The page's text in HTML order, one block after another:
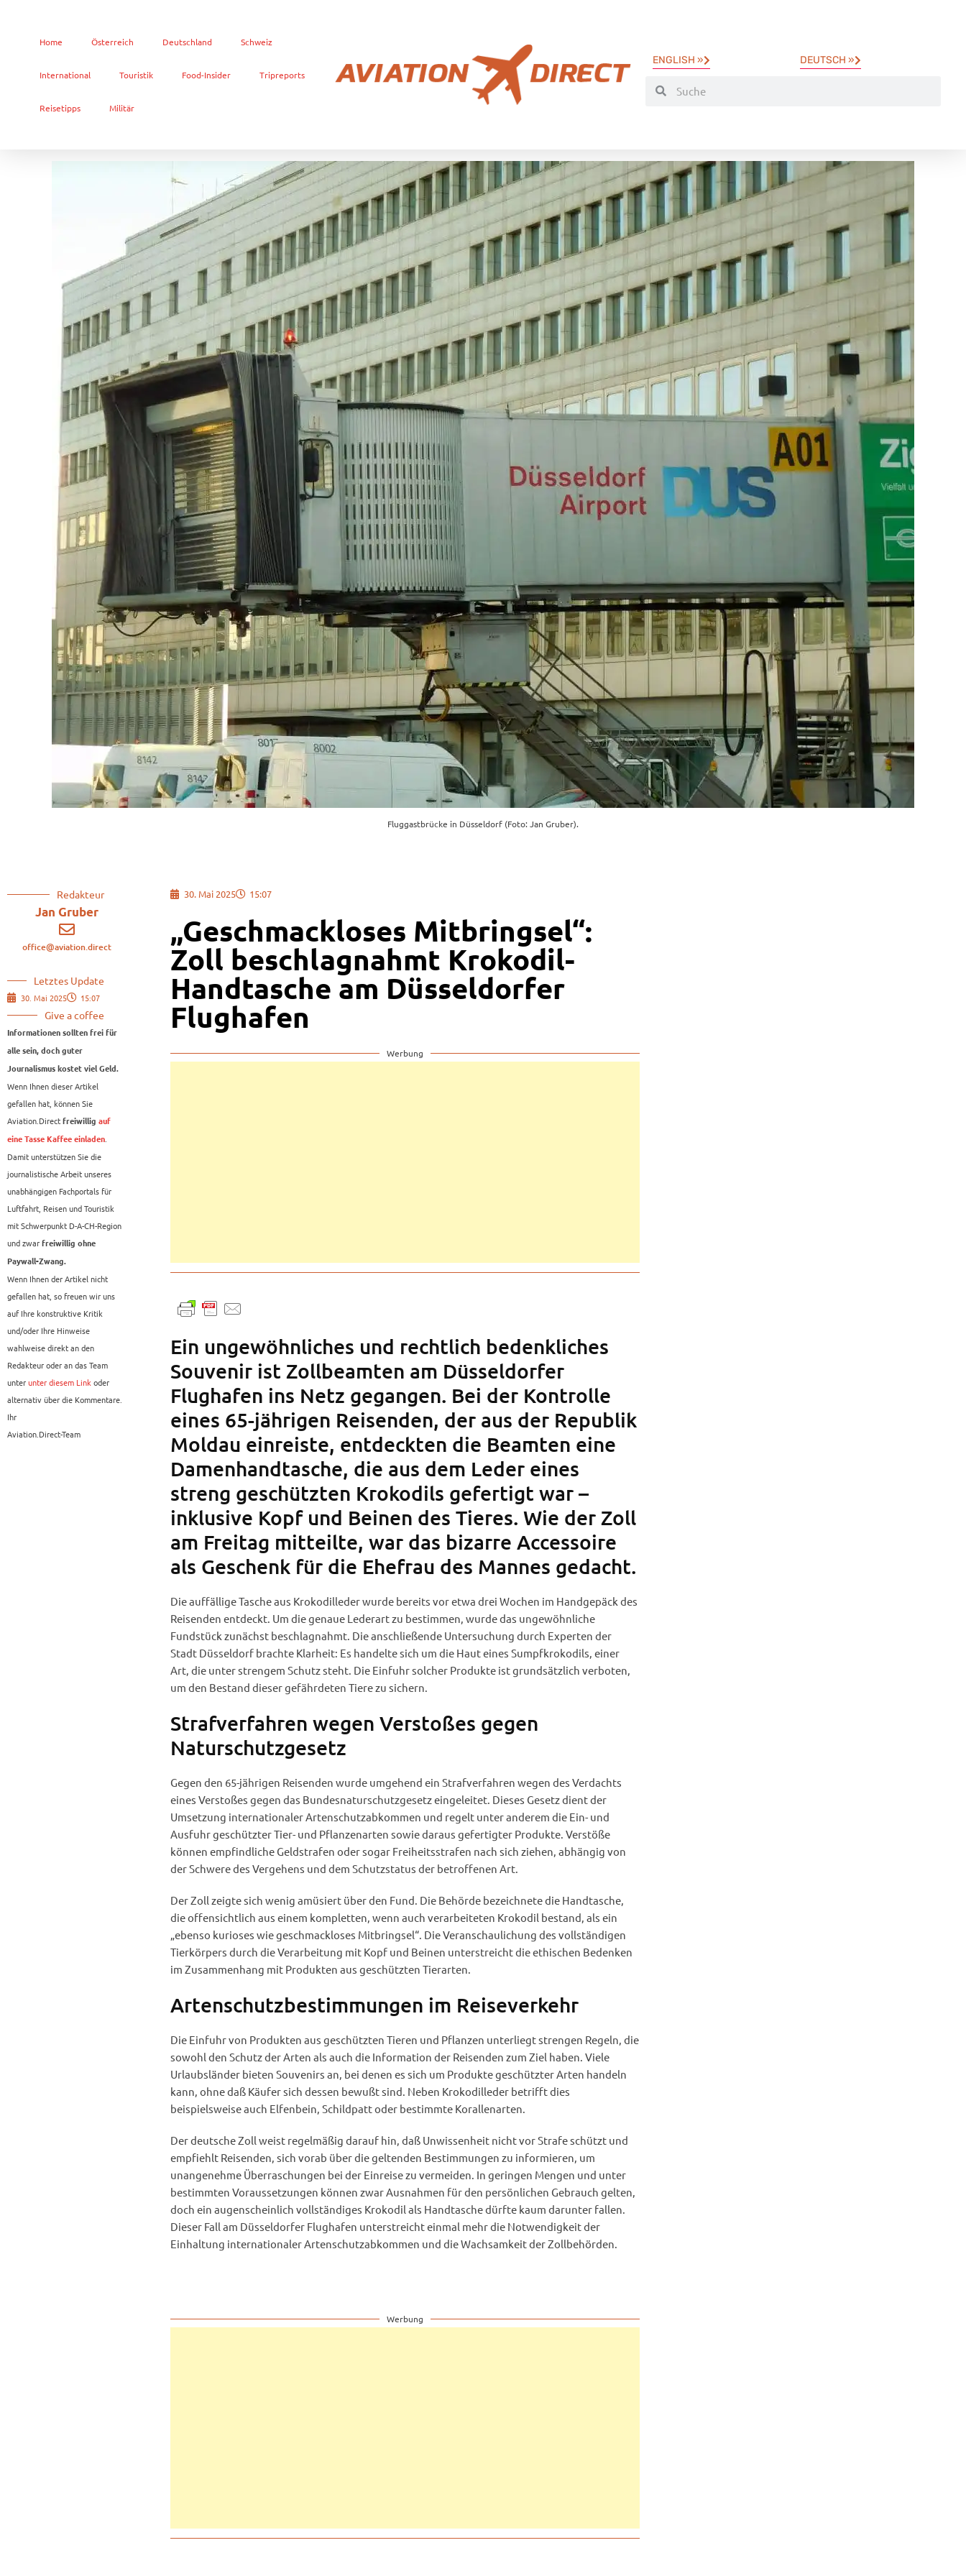
Home Österreich Deutschland Schweiz
International Touristik Food-Insider Tripreports
Reisetipps Militär
ENGLISH » DEUTSCH »
Fluggastbrücke in Düsseldorf (Foto: Jan Gruber).
Redakteur
Jan Gruber
office@aviation.direct
Letztes Update
30. Mai 2025 15:07
Give a coffee
Informationen sollten frei für
alle sein, doch guter
Journalismus kostet viel Geld.
Wenn Ihnen dieser Artikel
gefallen hat, können Sie
Aviation.Direct freiwillig auf
eine Tasse Kaffee einladen.
Damit unterstützen Sie die
journalistische Arbeit unseres
unabhängigen Fachportals für
Luftfahrt, Reisen und Touristik
mit Schwerpunkt D-A-CH-Region
und zwar freiwillig ohne
Paywall-Zwang.
Wenn Ihnen der Artikel nicht
gefallen hat, so freuen wir uns
auf Ihre konstruktive Kritik
und/oder Ihre Hinweise
wahlweise direkt an den
Redakteur oder an das Team
unterunter diesem Linkoder
alternativ über die Kommentare.
Ihr
Aviation.Direct-Team
30. Mai 2025 15:07
„Geschmackloses Mitbringsel“:
Zoll beschlagnahmt Krokodil-
Handtasche am Düsseldorfer
Flughafen
Werbung
Ein ungewöhnliches und rechtlich bedenkliches
Souvenir ist Zollbeamten am Düsseldorfer
Flughafen ins Netz gegangen. Bei der Kontrolle
eines 65-jährigen Reisenden, der aus der Republik
Moldau einreiste, entdeckten die Beamten eine
Damenhandtasche, die aus dem Leder eines
streng geschützten Krokodils gefertigt war –
inklusive Kopf und Beinen des Tieres. Wie der Zoll
am Freitag mitteilte, war das bizarre Accessoire
als Geschenk für die Ehefrau des Mannes gedacht.
Die auffällige Tasche aus Krokodilleder wurde bereits vor etwa drei Wochen im Handgepäck des
Reisenden entdeckt. Um die genaue Lederart zu bestimmen, wurde das ungewöhnliche
Fundstück zunächst beschlagnahmt. Die anschließende Untersuchung durch Experten der
Stadt Düsseldorf brachte Klarheit: Es handelte sich um die Haut eines Sumpfkrokodils, einer
Art, die unter strengem Schutz steht. Die Einfuhr solcher Produkte ist grundsätzlich verboten,
um den Bestand dieser gefährdeten Tiere zu sichern.
Strafverfahren wegen Verstoßes gegen
Naturschutzgesetz
Gegen den 65-jährigen Reisenden wurde umgehend ein Strafverfahren wegen des Verdachts
eines Verstoßes gegen das Bundesnaturschutzgesetz eingeleitet. Dieses Gesetz dient der
Umsetzung internationaler Artenschutzabkommen und regelt unter anderem die Ein- und
Ausfuhr geschützter Tier- und Pflanzenarten sowie daraus gefertigter Produkte. Verstöße
können empfindliche Geldstrafen oder sogar Freiheitsstrafen nach sich ziehen, abhängig von
der Schwere des Vergehens und dem Schutzstatus der betroffenen Art.
Der Zoll zeigte sich wenig amüsiert über den Fund. Die Behörde bezeichnete die Handtasche,
die offensichtlich aus einem kompletten, wenn auch verarbeiteten Krokodil bestand, als ein
„ebenso kurioses wie geschmackloses Mitbringsel“. Die Veranschaulichung des vollständigen
Tierkörpers durch die Verarbeitung mit Kopf und Beinen unterstreicht die ethischen Bedenken
im Zusammenhang mit Produkten aus geschützten Tierarten.
Artenschutzbestimmungen im Reiseverkehr
Die Einfuhr von Produkten aus geschützten Tieren und Pflanzen unterliegt strengen Regeln, die
sowohl den Schutz der Arten als auch die Information der Reisenden zum Ziel haben. Viele
Urlaubsländer bieten Souvenirs an, bei denen es sich um Produkte geschützter Arten handeln
kann, ohne daß Käufer sich dessen bewußt sind. Neben Krokodilleder betrifft dies
beispielsweise auch Elfenbein, Schildpatt oder bestimmte Korallenarten.
Der deutsche Zoll weist regelmäßig darauf hin, daß Unwissenheit nicht vor Strafe schützt und
empfiehlt Reisenden, sich vorab über die geltenden Bestimmungen zu informieren, um
unangenehme Überraschungen bei der Einreise zu vermeiden. In geringen Mengen und unter
bestimmten Voraussetzungen können zwar Ausnahmen für den persönlichen Gebrauch gelten,
doch ein augenscheinlich vollständiges Krokodil als Handtasche dürfte kaum darunter fallen.
Dieser Fall am Düsseldorfer Flughafen unterstreicht einmal mehr die Notwendigkeit der
Einhaltung internationaler Artenschutzabkommen und die Wachsamkeit der Zollbehörden.
Werbung